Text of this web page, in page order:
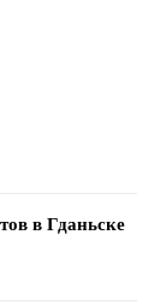
в Гданьске